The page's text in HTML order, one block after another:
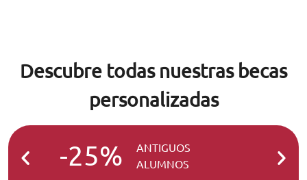
Descubre todas nuestras becas
personalizadas
-25%
ANTIGUOS
ALUMNOS
-